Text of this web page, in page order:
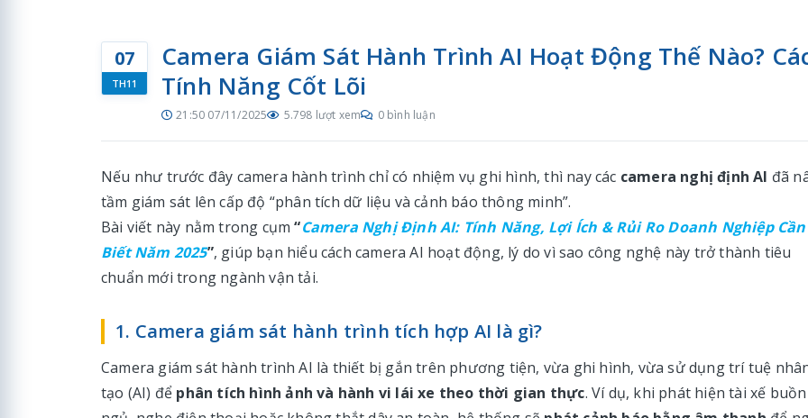
07
TH11
Camera Giám Sát Hành Trình AI Hoạt Động Thế Nào?
Tính Năng Cốt Lõi
21:50 07/11/2025 5.798 lượt xem 0 bình luận
Nếu như trước đây camera hành trình chỉ có nhiệm vụ ghi hình, thì nay các camera nghị định AI đã
tầm giám sát lên cấp độ “phân tích dữ liệu và cảnh báo thông minh”.
Bài viết này nằm trong cụm“Camera Nghị Định AI: Tính Năng, Lợi Ích & Rủi Ro Doanh Nghiệp Cần
Biết Năm 2025”, giúp bạn hiểu cách camera AI hoạt động, lý do vì sao công nghệ này trở thành tiêu
chuẩn mới trong ngành vận tải.
1. Camera giám sát hành trình tích hợp AI là gì?
Camera giám sát hành trình AI là thiết bị gắn trên phương tiện, vừa ghi hình, vừa sử dụng trí tuệ
tạo (AI) để phân tích hình ảnh và hành vi lái xe theo thời gian thực. Ví dụ, khi phát hiện tài xế buồn